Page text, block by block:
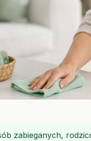
zabieganych,